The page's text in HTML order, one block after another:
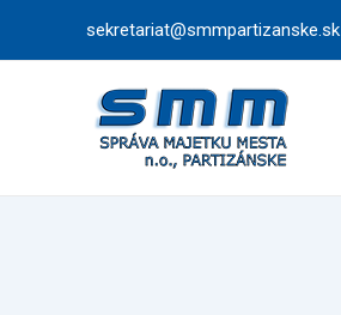
sekretariat@smmpartizanske.sk